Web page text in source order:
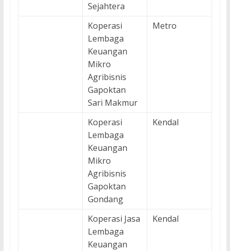
Sejahtera
Koperasi
Lembaga
Keuangan
Mikro
Agribisnis
Gapoktan
Sari Makmur
Metro
Koperasi
Lembaga
Keuangan
Mikro
Agribisnis
Gapoktan
Gondang
Kendal
Koperasi Jasa
Lembaga
Keuangan
Kendal